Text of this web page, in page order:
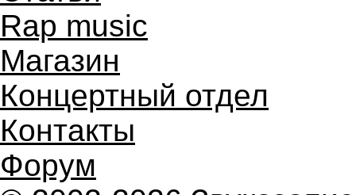
Rap music
Магазин
Концертный отдел
Контакты
Форум